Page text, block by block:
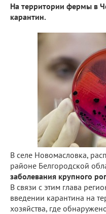
На территории фермы в
карантин.
В селе Новомасловка,
районе Белгородской
заболевания крупного
В связи с этим глава
введении карантина на
хозяйства, где